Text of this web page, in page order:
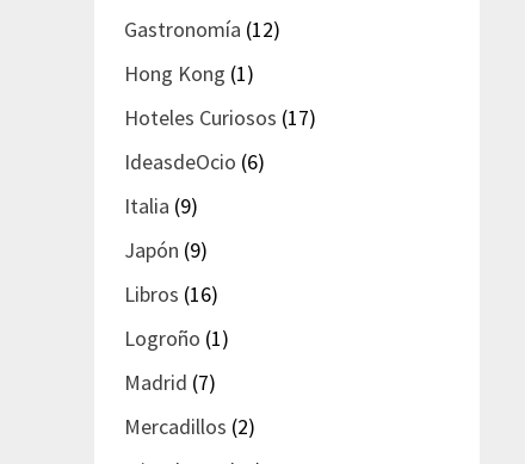
Gastronomía (12)
Hong Kong (1)
Hoteles Curiosos (17)
IdeasdeOcio (6)
Italia (9)
Japón (9)
Libros (16)
Logroño (1)
Madrid (7)
Mercadillos (2)